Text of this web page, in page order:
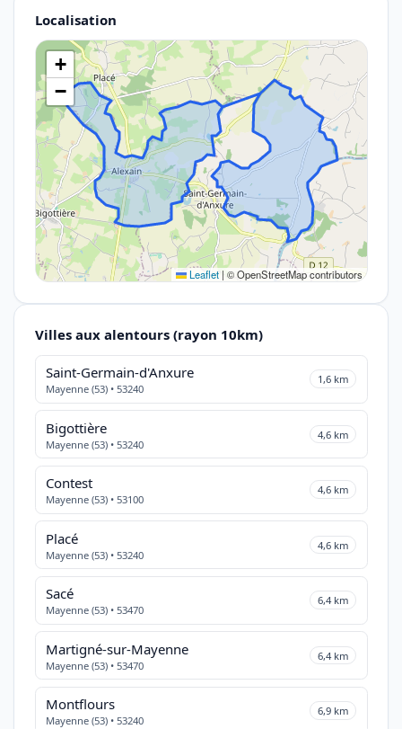
Localisation
+
−
Leaflet | © OpenStreetMap contributors
Villes aux alentours (rayon 10km)
Saint-Germain-d'Anxure
Mayenne (53) • 53240
1,6 km
Bigottière
Mayenne (53) • 53240
4,6 km
Contest
Mayenne (53) • 53100
4,6 km
Placé
Mayenne (53) • 53240
4,6 km
Sacé
Mayenne (53) • 53470
6,4 km
Martigné-sur-Mayenne
Mayenne (53) • 53470
6,4 km
Montflours
Mayenne (53) • 53240
6,9 km